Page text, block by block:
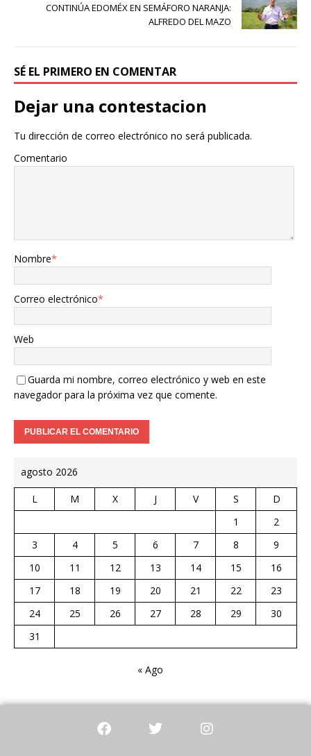
CONTINÚA EDOMÉX EN SEMÁFORO NARANJA:
ALFREDO DEL MAZO
SÉ EL PRIMERO EN COMENTAR
Dejar una contestacion
Tu dirección de correo electrónico no será publicada.
Comentario
Nombre*
Correo electrónico*
Web
Guarda mi nombre, correo electrónico y web en este
navegador para la próxima vez que comente.
agosto 2026
L M X J V S
D
1
2
3
4 5 6 7 8
9
10
11 12 13 14 15
16
17
18 19 20 21 22
23
24
25 26 27 28 29
30
31
« Ago